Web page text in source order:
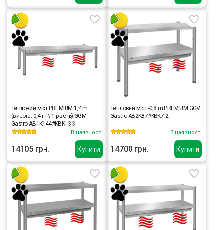
Купити
Тепловий міст PREMIUM 1,4 m
(висота: 0,4 m \ 1 рівень) GGM
Gastro AB1K144#KBK13-3
В наявності
14105 грн. Купити
Тепловий міст -0,8 m PREMIUM GGM
Gastro AB2K87#KBK7-2
В наявності
14700 грн.